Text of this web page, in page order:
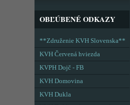
OBĽÚBENÉ ODKAZY
**Združenie KVH Slovenska**
KVH Červená hviezda
KVPH Dojč - FB
KVH Domovina
KVH Dukla